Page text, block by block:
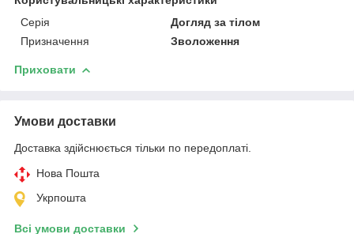
Серія
Догляд за тілом
Призначення
Зволоження
Приховати
Умови доставки
Доставка здійснюється тільки по передоплаті.
Нова Пошта
Укрпошта
Всі умови доставки